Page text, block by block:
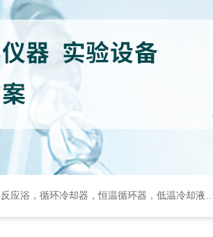
低温冷却液循环泵，循环水式多用真空泵，集热式恒温磁力搅拌浴等